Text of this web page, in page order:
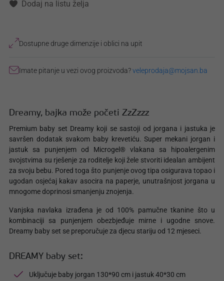
Dodaj na listu želja
Dostupne druge dimenzije i oblici na upit
Imate pitanje u vezi ovog proizvoda?veleprodaja@mojsan.ba
Dreamy, bajka može početi ZzZzzz
Premium baby set Dreamy koji se sastoji od jorgana i jastuka je
savršen dodatak svakom baby krevetiću. Super mekani jorgan i
jastuk sa punjenjem od Microgel® vlakana sa hipoalergenim
svojstvima su rješenje za roditelje koji žele stvoriti idealan ambijent
za svoju bebu. Pored toga što punjenje ovog tipa osigurava topao i
ugodan osjećaj kakav asocira na paperje, unutrašnjost jorgana u
mnogome doprinosi smanjenju znojenja.
Vanjska navlaka izrađena je od 100% pamučne tkanine što u
kombinaciji sa punjenjem obezbjeđuje mirne i ugodne snove.
Dreamy baby set se preporučuje za djecu stariju od 12 mjeseci.
DREAMY baby set:
Uključuje baby jorgan 130*90 cm i jastuk 40*30 cm